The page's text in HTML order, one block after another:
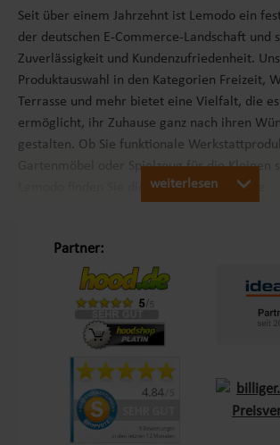
Seit über einem Jahrzehnt ist Lemodo ein
der deutschen E-Commerce-Landschaft und
Zuverlässigkeit und Kundenzufriedenheit.
Produktauswahl in den Kategorien Freizeit,
Terrasse und mehr bietet eine Vielfalt, die
ermöglicht, ihr Zuhause ganz nach ihren
gestalten. Ob Sie funktionale
Gartenmöbel oder Spielzeug für die Kleinen
Lemodo finden Sie die passenden Produkte.
Mit dem Leitsatz „Schöner Leben in Haus
unser Ziel, das Einkaufserlebnis unserer
angenehm wie möglich zu gestalten. Durch
EigenmarkenLemodo
genau auf die Bedürfnisse unserer Kunden
Diese Marken stehen für Qualität und
lassen keine Wünsche offen – sei es im
Outdoor oder Living.
weiterlesen
Partner: